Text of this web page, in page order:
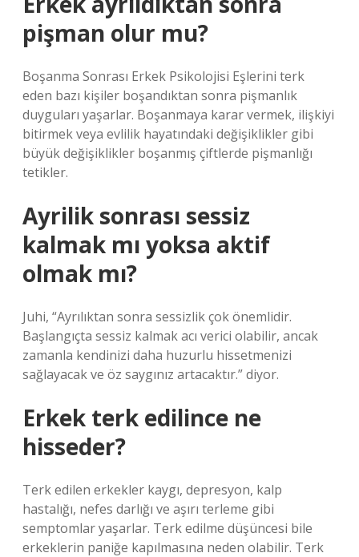
pişman olur mu?
Boşanma Sonrası Erkek Psikolojisi Eşlerini terk
eden bazı kişiler boşandıktan sonra pişmanlık
duyguları yaşarlar. Boşanmaya karar vermek, ilişkiyi
bitirmek veya evlilik hayatındaki değişiklikler gibi
büyük değişiklikler boşanmış çiftlerde pişmanlığı
tetikler.
Ayrilik sonrası sessiz
kalmak mı yoksa aktif
olmak mı?
Juhi, “Ayrılıktan sonra sessizlik çok önemlidir.
Başlangıçta sessiz kalmak acı verici olabilir, ancak
zamanla kendinizi daha huzurlu hissetmenizi
sağlayacak ve öz saygınız artacaktır.” diyor.
Erkek terk edilince ne
hisseder?
Terk edilen erkekler kaygı, depresyon, kalp
hastalığı, nefes darlığı ve aşırı terleme gibi
semptomlar yaşarlar. Terk edilme düşüncesi bile
erkeklerin paniğe kapılmasına neden olabilir. Terk